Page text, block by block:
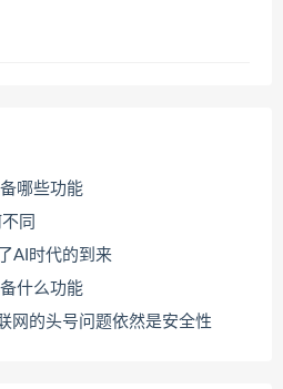
哪些功能
同
AI时代的到来
什么功能
网的头号问题依然是安全性